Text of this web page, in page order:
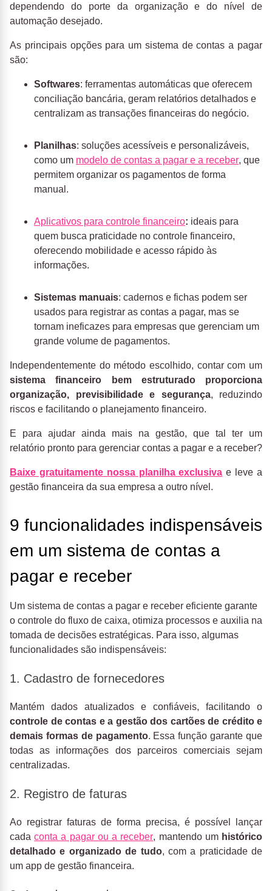
dependendo do porte da organização e do nível de
automação desejado.
As principais opções para um sistema de contas a pagar
são:
Softwares: ferramentas automáticas que oferecem
conciliação bancária, geram relatórios detalhados e
centralizam as transações financeiras do negócio.
Planilhas: soluções acessíveis e personalizáveis,
como um modelo de contas a pagar e a receber, que
permitem organizar os pagamentos de forma
manual.
Aplicativos para controle financeiro: ideais para
quem busca praticidade no controle financeiro,
oferecendo mobilidade e acesso rápido às
informações.
Sistemas manuais: cadernos e fichas podem ser
usados para registrar as contas a pagar, mas se
tornam ineficazes para empresas que gerenciam um
grande volume de pagamentos.
Independentemente do método escolhido, contar com um
sistema financeiro bem estruturado proporciona
organização, previsibilidade e segurança, reduzindo
riscos e facilitando o planejamento financeiro.
E para ajudar ainda mais na gestão, que tal ter um
relatório pronto para gerenciar contas a pagar e a receber?
Baixe gratuitamente nossa planilha exclusiva e leve a
gestão financeira da sua empresa a outro nível.
9 funcionalidades indispensáveis
em um sistema de contas a
pagar e receber
Um sistema de contas a pagar e receber eficiente garante
o controle do fluxo de caixa, otimiza processos e auxilia na
tomada de decisões estratégicas. Para isso, algumas
funcionalidades são indispensáveis:
1. Cadastro de fornecedores
Mantém dados atualizados e confiáveis, facilitando o
controle de contas e a gestão dos cartões de crédito e
demais formas de pagamento. Essa função garante que
todas as informações dos parceiros comerciais sejam
centralizadas.
2. Registro de faturas
Ao registrar faturas de forma precisa, é possível lançar
cadaconta a pagar ou a receber, mantendo um histórico
detalhado e organizado de tudo, com a praticidade de
um app de gestão financeira.